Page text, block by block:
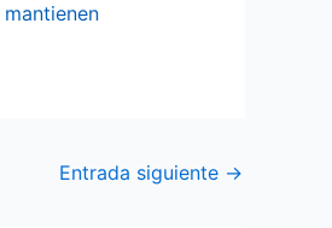
Entrada siguiente →